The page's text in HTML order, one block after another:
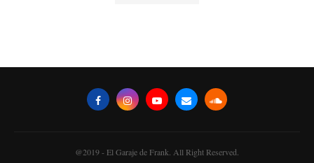
@2019 - El Garaje de Frank. All Right Reserved.